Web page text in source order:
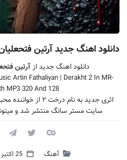
دانلود اهنگ جدید آرتین
دانلود اهنگ جدید ازآرتین
Artin Fathaliyan | Derakht 2 In MR-
MP3 320 And 128
اثری جدید به نام
سایت مستر سانگ منتشر شد و
آهنگ 25 اکتبر 2025